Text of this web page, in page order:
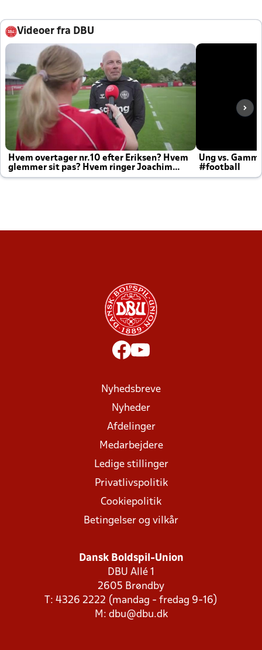
Videoer fra DBU
Hvem overtager nr.10 efter Eriksen? Hvem
glemmer sit pas? Hvem ringer Joachim
altid til efter kampe?
Ung vs.
#football
Nyhedsbreve
Nyheder
Afdelinger
Medarbejdere
Ledige stillinger
Privatlivspolitik
Cookiepolitik
Betingelser og vilkår
Dansk Boldspil-Union
DBU Allé 1
2605 Brøndby
T: 4326 2222 (mandag - fredag 9-16)
M: dbu@dbu.dk